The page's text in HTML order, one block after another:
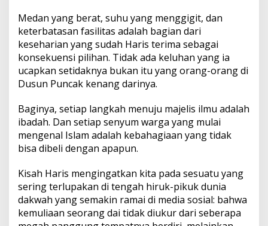
Medan yang berat, suhu yang menggigit, dan
keterbatasan fasilitas adalah bagian dari
keseharian yang sudah Haris terima sebagai
konsekuensi pilihan. Tidak ada keluhan yang ia
ucapkan setidaknya bukan itu yang orang-orang di
Dusun Puncak kenang darinya.
Baginya, setiap langkah menuju majelis ilmu adalah
ibadah. Dan setiap senyum warga yang mulai
mengenal Islam adalah kebahagiaan yang tidak
bisa dibeli dengan apapun.
Kisah Haris mengingatkan kita pada sesuatu yang
sering terlupakan di tengah hiruk-pikuk dunia
dakwah yang semakin ramai di media sosial: bahwa
kemuliaan seorang dai tidak diukur dari seberapa